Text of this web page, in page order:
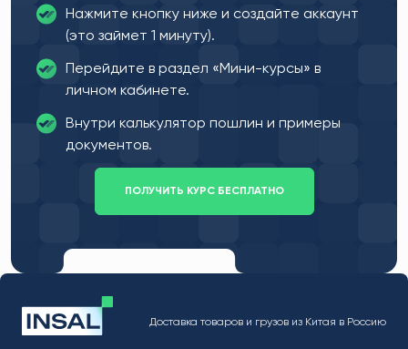
Нажмите кнопку ниже и создайте аккаунт
(это займет 1 минуту).
Перейдите в раздел «Мини-курсы» в
личном кабинете.
Внутри калькулятор пошлин и примеры
документов.
ПОЛУЧИТЬ КУРС БЕСПЛАТНО
Доставка товаров и грузов из Китая в Россию